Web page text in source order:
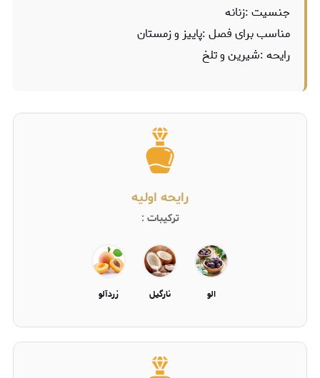
جنسیت :زنانه
مناسب برای فصل :پاییز و زمستان
رایحه :شیرین و تلخ
رایحه اولیه
ترکیبات :
الو نارگیل زردآلو